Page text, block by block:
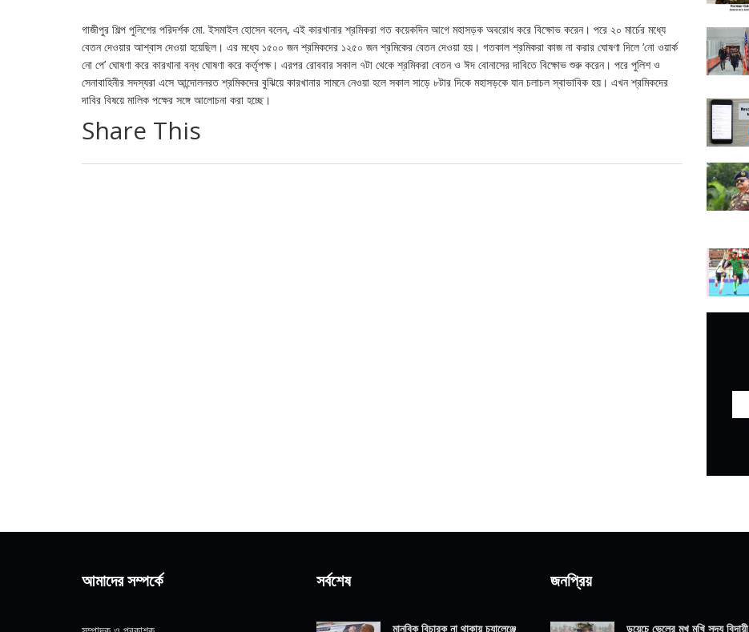
গাজীপুর শিল্প পুলিশের পরিদর্শক মো. ইসমাইল হোসেন বলেন, এই কারখানার শ্রমিকরা গত কয়েকদিন আগে মহাসড়ক অবরোধ করে বিক্ষোভ করেন। পরে ২০ মার্চের মধ্যে
বেতন দেওয়ার আশ্বাস দেওয়া হয়েছিল। এর মধ্যে ১৫০০ জন শ্রমিকদের ১২৫০ জন শ্রমিকের বেতন দেওয়া হয়। গতকাল শ্রমিকরা কাজ না করার ঘোষণা দিলে ‘নো ওয়ার্ক
নো পে’ ঘোষণা করে কারখানা বন্ধ ঘোষণা করে কর্তৃপক্ষ। এরপর রোববার সকাল ৭টা থেকে শ্রমিকরা বেতন ও ঈদ বোনাসের দাবিতে বিক্ষোভ শুরু করেন। পরে পুলিশ ও
সেনাবাহিনীর সদস্যরা এসে আন্দোলনরত শ্রমিকদের বুঝিয়ে কারখানার সামনে নেওয়া হলে সকাল সাড়ে ৮টার দিকে মহাসড়কে যান চলাচল স্বাভাবিক হয়। এখন শ্রমিকদের
দাবির বিষয়ে মালিক পক্ষের সঙ্গে আলোচনা করা হচ্ছে।
Share This
আমাদের সম্পর্কে সর্বশেষ
মানবিক বিচারক না থাকায় চ্যালেঞ্জে
জনপ্রিয়
ডয়েচে ভেলের মুখ মুখি সদ্য বিদায়ী